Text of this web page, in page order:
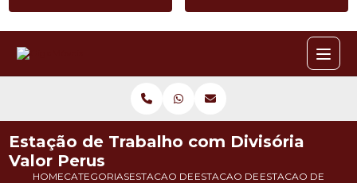
HOMECATEGORIASESTACAO DE TRABALHOESTACAO DE TRABALHO 4
ESTACAO DE
Estação de Trabalho com Divisória
Valor Perus